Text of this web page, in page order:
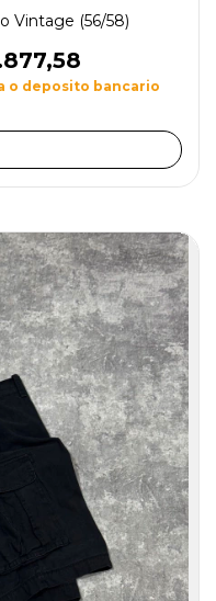
Vintage (56/58)
o deposito bancario